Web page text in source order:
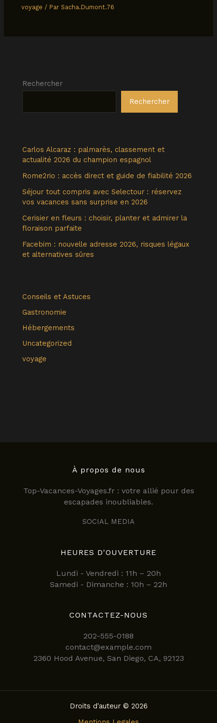
voyage / ParSacha.Dumont.76
Rechercher
Rechercher
Carlos Alcaraz : palmarès, classement et
actualité 2026 du champion espagnol
Rome2rio : accès direct et guide de fiabilité 2026
Séjour tout compris avec Selectour : réservez
vos vacances sans surprise en 2026
Cerisier en fleurs : choisir, planter et admirer la
floraison parfaite
Facebim : nouvelle adresse 2026, risques légaux
et alternatives sûres
Conseils et Astuces
Gastronomie
Hébergements
Uncategorized
voyage
À propos de nous
Top-Vacances-Voyages.fr : votre allié pour des
escapades inoubliables.
SOCIAL MEDIA
HEURES D'OUVERTURE
Lundi - Vendredi : 11h – 20h
Samedi - Dimanche : 10h – 22h
CONTACTEZ-NOUS
202-555-0188
contact@example.com
2360 Hood Avenue, San Diego, CA, 92123
Droits d'auteur © 2026